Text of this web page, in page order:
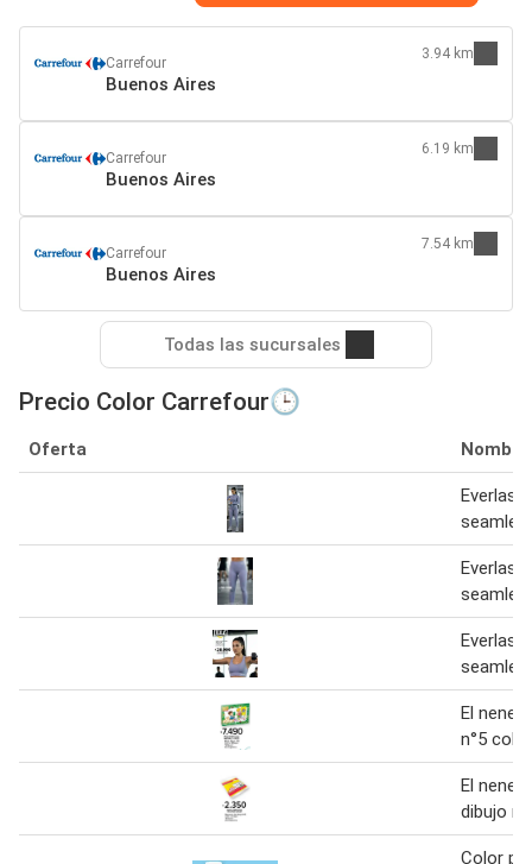
Carrefour
Buenos Aires
3.94 km
Carrefour
Buenos Aires
6.19 km
Carrefour
Buenos Aires
7.54 km
Todas las sucursales
Precio Color Carrefour🕒
Oferta Nombre
Everlast
Everlast
Everlast
El nene
n°5 color
El nene
dibujo
Color